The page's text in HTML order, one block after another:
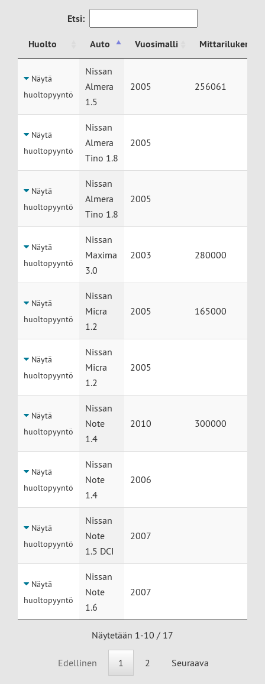
Etsi:
Huolto Auto Vuosimalli
Mittarilukema
Auto
Näytä
huoltopyyntö
Nissan
Almera
1.5
2005 256061
Näytä
huoltopyyntö
Nissan
Almera
Tino 1.8
2005
Näytä
huoltopyyntö
Nissan
Almera
Tino 1.8
2005
Näytä
huoltopyyntö
Nissan
Maxima
3.0
2003 280000
Näytä
huoltopyyntö
Nissan
Micra
1.2
2005 165000
Näytä
huoltopyyntö
Nissan
Micra
1.2
2005
Näytä
huoltopyyntö
Nissan
Note
1.4
2010 300000
Näytä
huoltopyyntö
Nissan
Note
1.4
2006
Näytä
huoltopyyntö
Nissan
Note
1.5 DCI
2007
Näytä
huoltopyyntö
Nissan
Note
1.6
2007
Näytetään 1-10 / 17
Edellinen 1 2 Seuraava